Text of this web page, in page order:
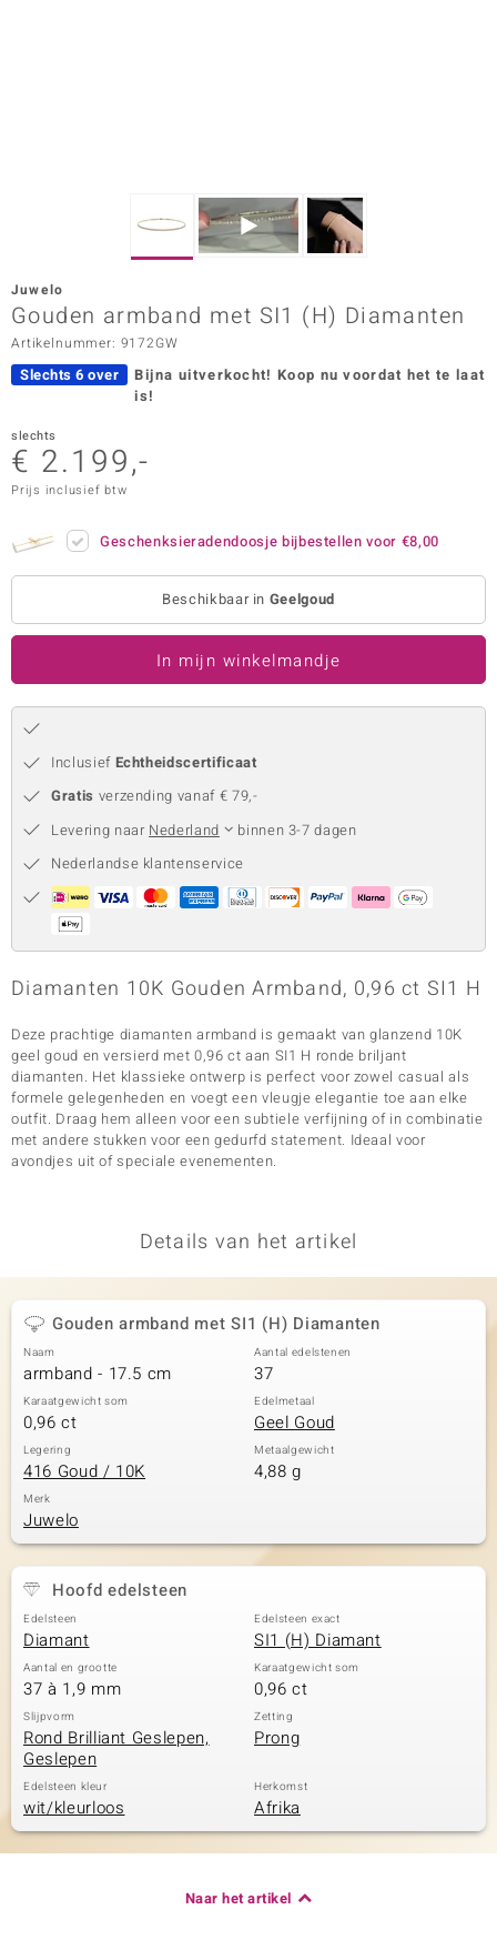
Vogue
in Italy
Paraíso
Collection
Juwelo
Gouden armband met SI1 (H) Diamanten
Artikelnummer: 9172GW
Slechts 6 over Bijna uitverkocht! Koop nu voordat het te laat
is!
slechts
€ 2.199,-
Prijs inclusief btw
Geschenksieradendoosje bijbestellen voor €8,00
Beschikbaar in Geelgoud
In mijn winkelmandje
Inclusief Echtheidscertificaat
Gratis verzending vanaf € 79,-
Levering naar Nederland
binnen 3-7 dagen
Nederlandse klantenservice
Diamanten 10K Gouden Armband, 0,96 ct SI1 H
Deze prachtige diamanten armband is gemaakt van glanzend 10K
geel goud en versierd met 0,96 ct aan SI1 H ronde briljant
diamanten. Het klassieke ontwerp is perfect voor zowel casual als
formele gelegenheden en voegt een vleugje elegantie toe aan elke
outfit. Draag hem alleen voor een subtiele verfijning of in combinatie
met andere stukken voor een gedurfd statement. Ideaal voor
avondjes uit of speciale evenementen.
Details van het artikel
Gouden armband met SI1 (H) Diamanten
Naam
armband - 17.5 cm
Aantal edelstenen
37
Karaatgewicht som
0,96 ct
Edelmetaal
Geel Goud
Legering
416 Goud / 10K
Metaalgewicht
4,88 g
Merk
Juwelo
Hoofd edelsteen
Edelsteen
Diamant
Edelsteen exact
SI1 (H) Diamant
Aantal en grootte
37 à 1,9 mm
Karaatgewicht som
0,96 ct
Slijpvorm
Rond Brilliant Geslepen,
Geslepen
Zetting
Prong
Edelsteen kleur
wit/kleurloos
Herkomst
Afrika
Naar het artikel